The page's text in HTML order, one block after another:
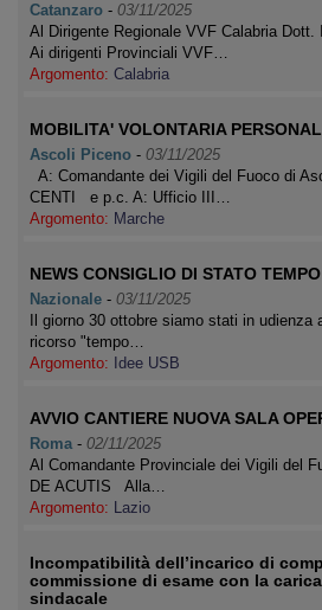
Catanzaro - 03/11/2025
Al Dirigente Regionale VVF Calabria
Ai dirigenti Provinciali VVF…
Argomento: Calabria
MOBILITA' VOLONTARIA
Ascoli Piceno - 03/11/2025
A: Comandante dei Vigili del Fuoco di
CENTI e p.c. A: Ufficio III…
Argomento: Marche
NEWS CONSIGLIO DI STATO
Nazionale - 03/11/2025
Il giorno 30 ottobre siamo stati in udienza
ricorso "tempo…
Argomento: Idee USB
AVVIO CANTIERE NUOVA SALA
Roma - 02/11/2025
Al Comandante Provinciale dei Vigili del
DE ACUTIS Alla…
Argomento: Lazio
Incompatibilità dell’incarico di
commissione di esame con la
sindacale